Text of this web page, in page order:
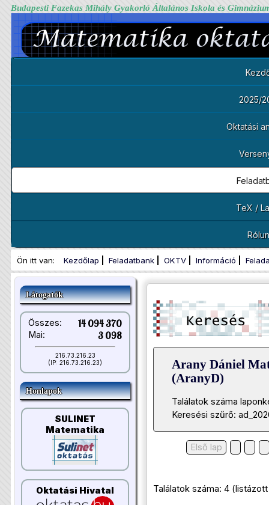
Budapesti Fazekas Mihály Gyakorló Általános Iskola és
2025/
Oktatási
TeX /
Ön itt van: Kezdőlap Feladatbank OKTV Információ
Látogatók
Összes: 14 094 370
Mai: 3 098
216.73.216.23
(IP: 216.73.216.23)
Honlapok
SULINET
Matematika
Oktatási Hivatal
Arany Dániel
(AranyD)
Találatok száma
Keresési szűrő:
Első lap
Találatok száma: 4